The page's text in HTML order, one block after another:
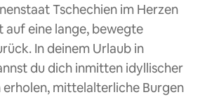
Tschechien im Herzen
auf eine lange, bewegte
In deinem Urlaub in
du dich inmitten idyllischer
mittelalterliche Burgen